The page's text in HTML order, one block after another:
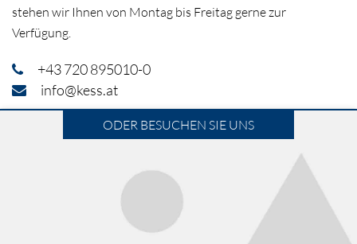
stehen wir Ihnen von Montag bis Freitag gerne zur
Verfügung.
+43 720 895010-0
info@kess.at
ODER BESUCHEN SIE UNS